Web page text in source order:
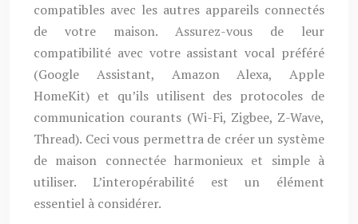
compatibles avec les autres appareils connectés
de votre maison. Assurez-vous de leur
compatibilité avec votre assistant vocal préféré
(Google Assistant, Amazon Alexa, Apple
HomeKit) et qu’ils utilisent des protocoles de
communication courants (Wi-Fi, Zigbee, Z-Wave,
Thread). Ceci vous permettra de créer un système
de maison connectée harmonieux et simple à
utiliser. L’interopérabilité est un élément
essentiel à considérer.